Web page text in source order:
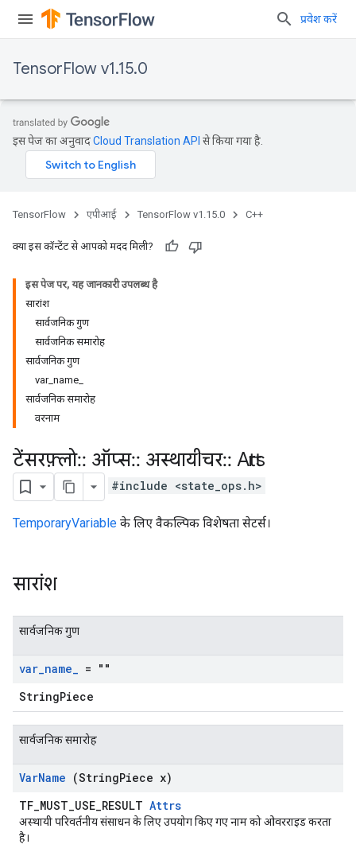
प्रवेश करें
TensorFlow v1.15.0
इस पेज का अनुवादCloud Translation API से किया गया है.
TensorFlow एपीआई TensorFlow v1.15.0 C++
क्या इस कॉन्टेंट से आपको मदद मिली?
इस पेज पर, यह जानकारी उपलब्ध है
सारांश
सार्वजनिक गुण
सार्वजनिक समारोह
सार्वजनिक गुण
var_name_
सार्वजनिक समारोह
वरनाम
टेंसरफ़्लो:: ऑप्स:: अस्थायीचर:: Attrs
#include <state_ops.h>
TemporaryVariable के लिए वैकल्पिक विशेषता सेटर्स।
सारांश
सार्वजनिक गुण
var_name_ = ""
StringPiece
सार्वजनिक समारोह
VarName (StringPiece x)
TF_MUST_USE_RESULT Attrs
अस्थायी परिवर्तनीय संसाधन के लिए उपयोग किए गए नाम को ओवरराइड करता
है।